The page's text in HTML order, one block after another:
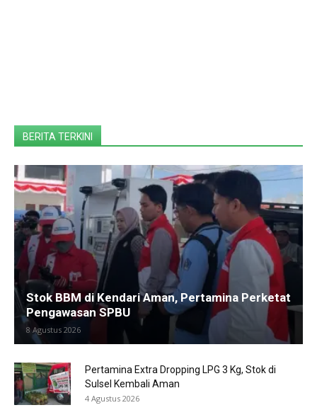
BERITA TERKINI
Stok BBM di Kendari Aman, Pertamina Perketat
Pengawasan SPBU
8 Agustus 2026
Pertamina Extra Dropping LPG 3 Kg, Stok di
Sulsel Kembali Aman
4 Agustus 2026